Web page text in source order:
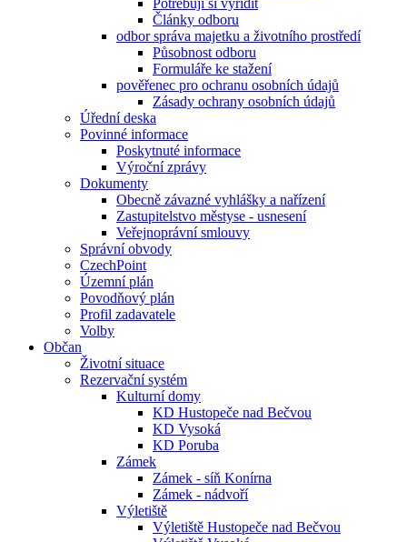
Potřebuji si vyřídit
Články odboru
odbor správa majetku a životního prostředí
Působnost odboru
Formuláře ke stažení
pověřenec pro ochranu osobních údajů
Zásady ochrany osobních údajů
Úřední deska
Povinné informace
Poskytnuté informace
Výroční zprávy
Dokumenty
Obecně závazné vyhlášky a nařízení
Zastupitelstvo městyse - usnesení
Veřejnoprávní smlouvy
Správní obvody
CzechPoint
Územní plán
Povodňový plán
Profil zadavatele
Volby
Občan
Životní situace
Rezervační systém
Kulturní domy
KD Hustopeče nad Bečvou
KD Vysoká
KD Poruba
Zámek
Zámek - síň Konírna
Zámek - nádvoří
Výletiště
Výletiště Hustopeče nad Bečvou